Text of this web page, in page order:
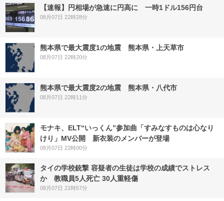
【速報】円相場が急速に円高に 一時1ドル156円台
08月07日 22時28分
熊本県で最大震度1の地震 熊本県・上天草市
08月07日 22時20分
熊本県で最大震度2の地震 熊本県・八代市
08月07日 22時11分
モナキ、ELT“いっくん”参加曲「すみなすものは心なり
けり」MV公開 新衣装のメンバーが登場
08月07日 22時00分
タイの学校銃撃 容疑者の生徒は学校の成績でストレス
か 教職員5人死亡 30人重軽傷
08月07日 21時57分